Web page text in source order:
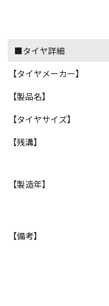
■タイヤ詳細
【タイヤメーカー】
【製品名】
【タイヤサイズ】
【残溝】
【製造年】
【備考】